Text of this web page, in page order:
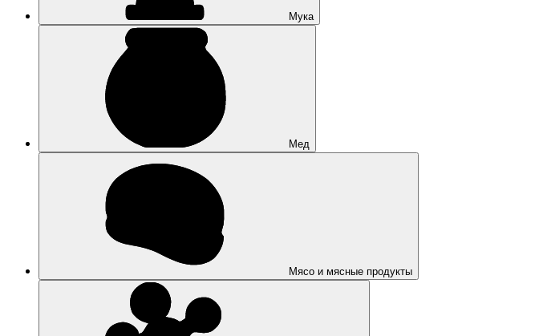
Мука
Мед
Мясо и мясные продукты